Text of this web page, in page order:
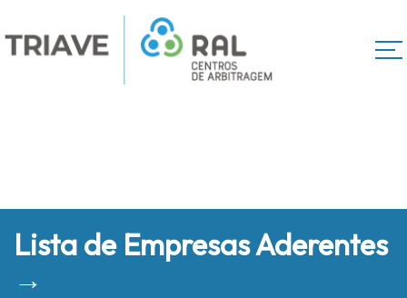
Lista de Empresas Aderentes
→